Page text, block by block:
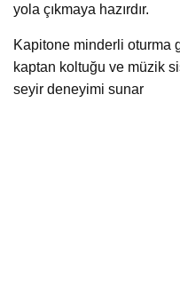
yola çıkmaya hazırdır.
Kapitone minderli oturma
kaptan koltuğu ve müzik
seyir deneyimi sunar